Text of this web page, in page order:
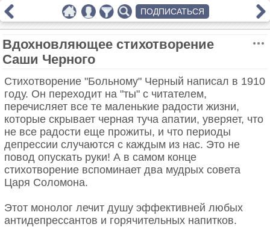
Вдохновляющее стихотворение
Саши Черного
Стихотворение "Больному" Черный написал в 1910
году. Он переходит на "ты" с читателем,
перечисляет все те маленькие радости жизни,
которые скрывает черная туча апатии, уверяет, что
не все радости еще прожиты, и что периоды
депрессии случаются с каждым из нас. Это не
повод опускать руки! А в самом конце
стихотворение вспоминает два мудрых совета
Царя Соломона.
Этот монолог лечит душу эффективней любых
антидепрессантов и горячительных напитков.
ПОДПИСАТЬСЯ